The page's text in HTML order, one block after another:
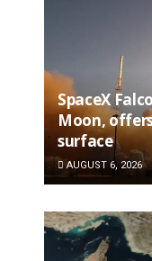
SpaceX
Moon,
surface
AUGUST 6, 2026